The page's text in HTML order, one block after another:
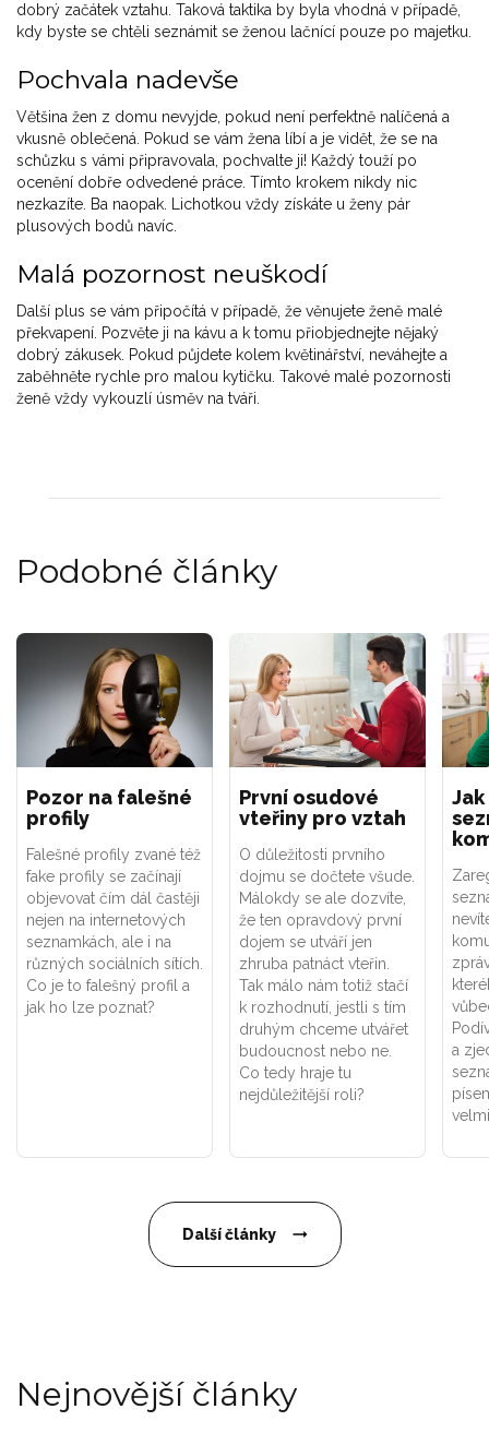
dobrý začátek vztahu. Taková taktika by byla vhodná v případě,
kdy byste se chtěli seznámit se ženou lačnící pouze po majetku.
Pochvala nadevše
Většina žen z domu nevyjde, pokud není perfektně nalíčená a
vkusně oblečená. Pokud se vám žena líbí a je vidět, že se na
schůzku s vámi připravovala, pochvalte ji! Každý touží po
ocenění dobře odvedené práce. Tímto krokem nikdy nic
nezkazíte. Ba naopak. Lichotkou vždy získáte u ženy pár
plusových bodů navíc.
Malá pozornost neuškodí
Další plus se vám připočítá v případě, že věnujete ženě malé
překvapení. Pozvěte ji na kávu a k tomu přiobjednejte nějaký
dobrý zákusek. Pokud půjdete kolem květinářství, neváhejte a
zaběhněte rychle pro malou kytičku. Takové malé pozornosti
ženě vždy vykouzlí úsměv na tváři.
Podobné články
Pozor na falešné
profily
Falešné profily zvané též
fake profily se začínají
objevovat čím dál častěji
nejen na internetových
seznamkách, ale i na
různých sociálních sítích.
Co je to falešný profil a
jak ho lze poznat?
První osudové
vteřiny pro vztah
O důležitosti prvního
dojmu se dočtete všude.
Málokdy se ale dozvíte,
že ten opravdový první
dojem se utváří jen
zhruba patnáct vteřin.
Tak málo nám totiž stačí
k rozhodnutí, jestli s tím
druhým chceme utvářet
budoucnost nebo ne.
Co tedy hraje tu
nejdůležitější roli?
a
Další články
Nejnovější články